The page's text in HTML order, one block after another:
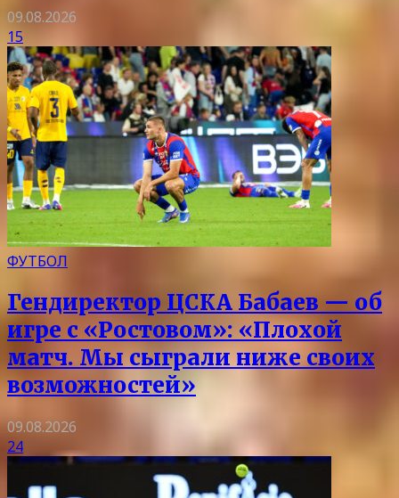
09.08.2026
15
ФУТБОЛ
Гендиректор ЦСКА Бабаев — об
игре с «Ростовом»: «Плохой
матч. Мы сыграли ниже своих
возможностей»
09.08.2026
24